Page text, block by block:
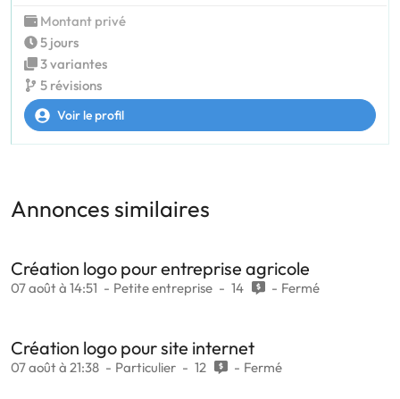
Montant privé
5 jours
3 variantes
5 révisions
Voir le profil
Annonces similaires
Création logo pour entreprise agricole
07 août à 14:51 Petite entreprise 14 Fermé
Création logo pour site internet
07 août à 21:38 Particulier 12 Fermé